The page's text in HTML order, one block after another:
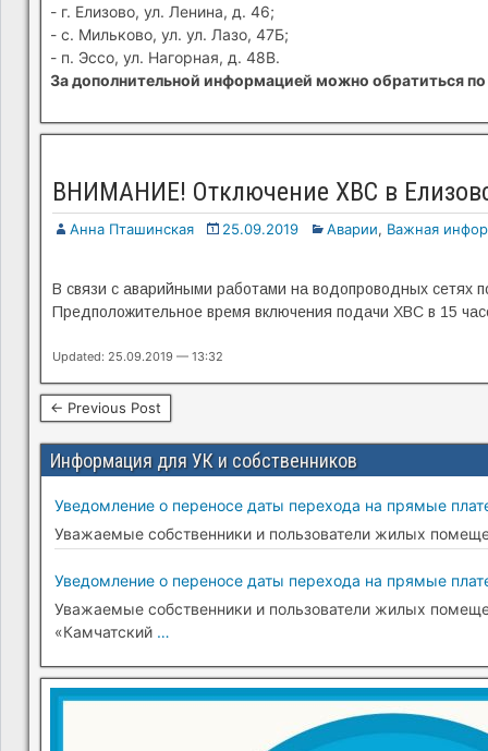
- г. Елизово, ул. Ленина, д. 46;
- с. Мильково, ул. ул. Лазо, 47Б;
- п. Эссо, ул. Нагорная, д. 48В.
За дополнительной информацией можно обратиться
ВНИМАНИЕ! Отключение ХВС в
Анна Пташинская 25.09.2019 Аварии, Важная
В связи с аварийными работами на водопроводных сетях
Предположительное время включения подачи ХВС в 15
Updated: 25.09.2019 — 13:32
← Previous Post
Информация для УК и собственников
Уведомление о переносе даты перехода на прямые
Уважаемые собственники и пользователи жилых
Уведомление о переносе даты перехода на прямые
Уважаемые собственники и пользователи жилых
«Камчатский …